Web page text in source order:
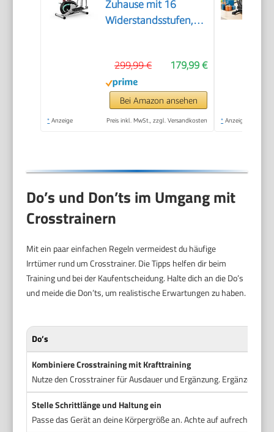
Zuhause mit 16
Widerstandsstufen,
Crosstrainer mit 6 kg
Schwungrad, LCD-
Monitor und
Pulsmessung
179,99 €
299,99 €
Bei Amazon ansehen
* Anzeige Preis inkl. MwSt., zzgl. Versandkosten * Anzeige
Do’s und Don’ts im Umgang mit
Crosstrainern
Mit ein paar einfachen Regeln vermeidest du häufige
Irrtümer rund um Crosstrainer. Die Tipps helfen dir beim
Training und bei der Kaufentscheidung. Halte dich an die Do’s
und meide die Don’ts, um realistische Erwartungen zu haben.
Do’s
Kombiniere Crosstraining mit Krafttraining
Nutze den Crosstrainer für Ausdauer und Ergänzung. Ergänze
Stelle Schrittlänge und Haltung ein
Passe das Gerät an deine Körpergröße an. Achte auf aufrechte